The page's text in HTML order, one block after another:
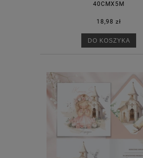
40CMX5M
18,98 zł
DO KOSZYKA